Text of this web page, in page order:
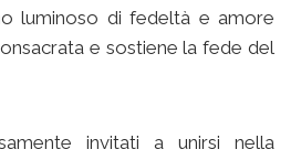
luminoso di fedeltà e amore
e sostiene la fede del
invitati a unirsi nella